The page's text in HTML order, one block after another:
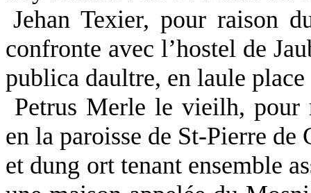
Jehan Texier, pour raison
confronte avec l’hostel de
publica daultre, en laule
Petrus Merle le vieilh, pour
en la paroisse de St-Pierre
et dung ort tenant ensemble